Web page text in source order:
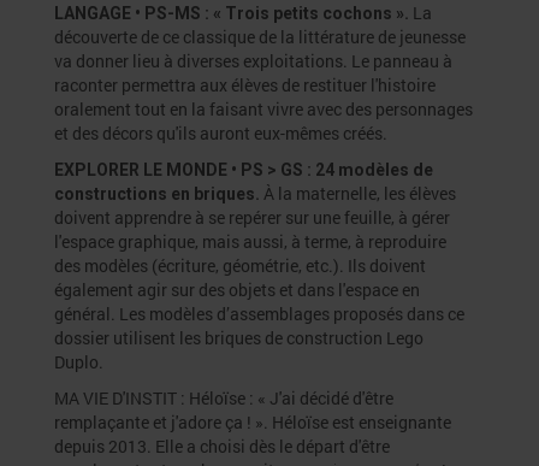
LANGAGE • PS-MS : « Trois petits cochons ». La
découverte de ce classique de la littérature de jeunesse
va donner lieu à diverses exploitations. Le panneau à
raconter permettra aux élèves de restituer l'histoire
oralement tout en la faisant vivre avec des personnages
et des décors qu'ils auront eux-mêmes créés.
EXPLORER LE MONDE • PS > GS : 24 modèles de
constructions en briques. À la maternelle, les élèves
doivent apprendre à se repérer sur une feuille, à gérer
l'espace graphique, mais aussi, à terme, à reproduire
des modèles (écriture, géométrie, etc.). Ils doivent
également agir sur des objets et dans l'espace en
général. Les modèles d’assemblages proposés dans ce
dossier utilisent les briques de construction Lego
Duplo.
MA VIE D'INSTIT : Héloïse : « J'ai décidé d'être
remplaçante et j'adore ça ! ». Héloïse est enseignante
depuis 2013. Elle a choisi dès le départ d'être